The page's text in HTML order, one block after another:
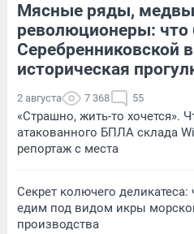
13 Обсудить
Мясные ряды,
революционеры:
Серебренниковской
историческая
2 августа 7 368 55
«Страшно, жить-то хочется».
атакованного БПЛА склада
репортаж с места
Секрет колючего
едим под видом икры
производства